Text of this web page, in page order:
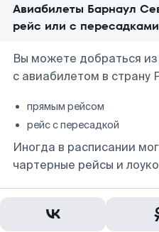
Авиабилеты Барнаул
рейс или с пересадками
Вы можете добраться
с авиабилетом в страну
прямым рейсом
рейс с пересадкой
Иногда в расписании
чартерные рейсы и